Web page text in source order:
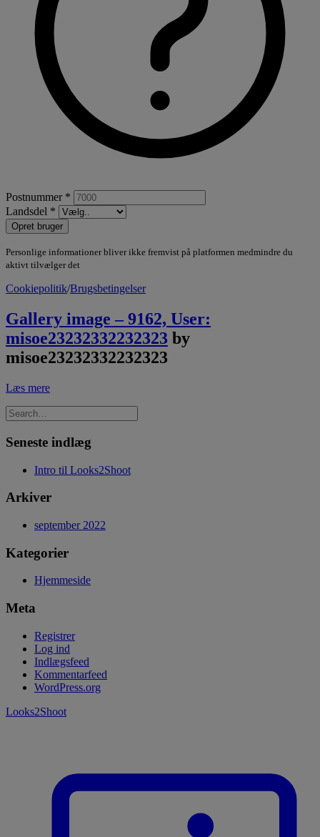
Postnummer *
Landsdel *
Opret bruger
Personlige informationer bliver ikke fremvist på platformen medmindre du
aktivt tilvælger det
Cookiepolitik/Brugsbetingelser
Gallery image – 9162, User:
misoe23232332232323 by
misoe23232332232323
Læs mere
Seneste indlæg
Intro til Looks2Shoot
Arkiver
september 2022
Kategorier
Hjemmeside
Meta
Registrer
Log ind
Indlægsfeed
Kommentarfeed
WordPress.org
Looks2Shoot